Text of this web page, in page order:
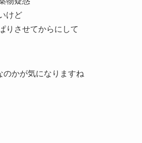
けど
りさせてからにして
のかが気になりますね